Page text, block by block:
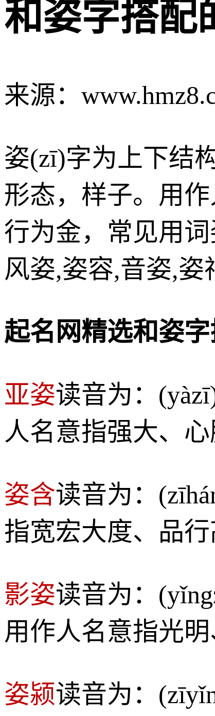
和姿字搭配
来源：
姿(zī)字为上下结
形态，样子。用
行为金，常见用
风姿,姿容,音姿,姿
起名网精选和姿
亚姿读音为：
人名意指强大、
姿含读音为：
指宽宏大度、品
影姿读音为：
用作人名意指光
姿颍读音为：